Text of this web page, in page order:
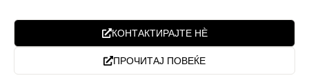
КОНТАКТИРАЈТЕ НЀ
ПРОЧИТАЈ ПОВЕЌЕ